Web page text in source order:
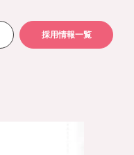
採用情報一覧